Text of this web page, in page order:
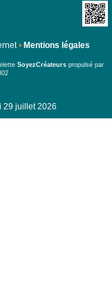
• Mentions légales
SoyezCréateurs propulsé par
29 juillet 2026